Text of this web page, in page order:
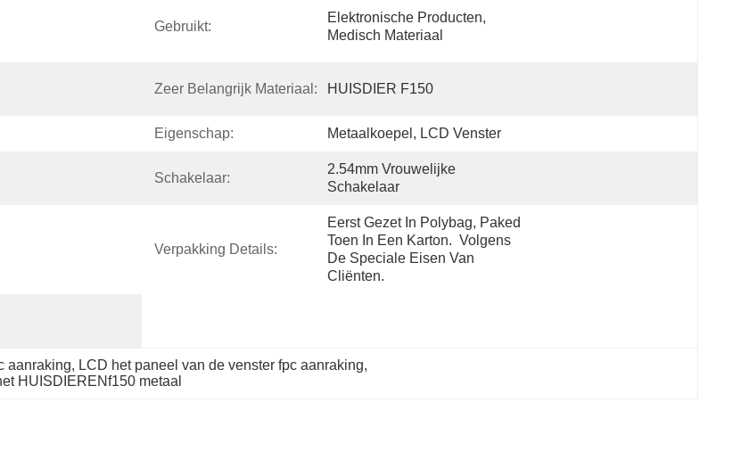
Gebruikt:
Elektronische Producten,
Medisch Materiaal
Zeer Belangrijk Materiaal: HUISDIER F150
Eigenschap: Metaalkoepel, LCD Venster
Schakelaar:
2.54mm Vrouwelijke
Schakelaar
Verpakking Details:
Eerst Gezet In Polybag, Paked
Toen In Een Karton.  Volgens
De Speciale Eisen Van
Cliënten.
aanraking, LCD het paneel van de venster fpc aanraking,
HUISDIERENf150 metaal